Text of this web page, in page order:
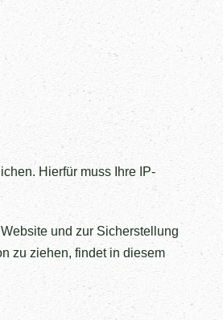
Hierfür muss Ihre IP-
und zur Sicherstellung
zu ziehen, findet in diesem